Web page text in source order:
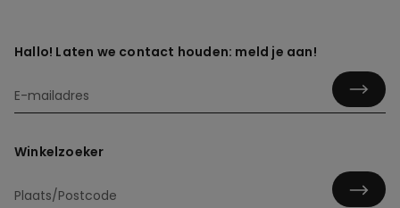
Hallo! Laten we contact houden: meld je aan!
Winkelzoeker